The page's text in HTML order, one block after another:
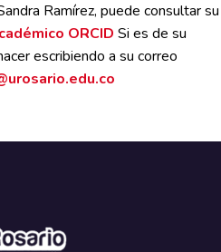
Ramírez, puede consultar su
ORCID Si es de su
escribiendo a su correo